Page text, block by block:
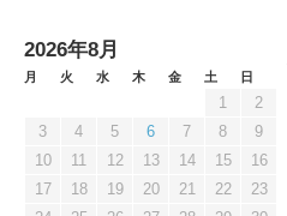
2026年8月
月 火 水 木 金 土 日
1
2
3
4 5 6 7 8
9
10
11 12 13 14 15
16
17
18 19 20 21 22
23